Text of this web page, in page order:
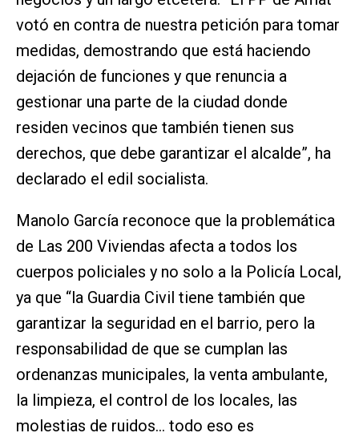
votó en contra de nuestra petición para tomar
medidas, demostrando que está haciendo
dejación de funciones y que renuncia a
gestionar una parte de la ciudad donde
residen vecinos que también tienen sus
derechos, que debe garantizar el alcalde”, ha
declarado el edil socialista.
Manolo García reconoce que la problemática
de Las 200 Viviendas afecta a todos los
cuerpos policiales y no solo a la Policía Local,
ya que “la Guardia Civil tiene también que
garantizar la seguridad en el barrio, pero la
responsabilidad de que se cumplan las
ordenanzas municipales, la venta ambulante,
la limpieza, el control de los locales, las
molestias de ruidos… todo eso es